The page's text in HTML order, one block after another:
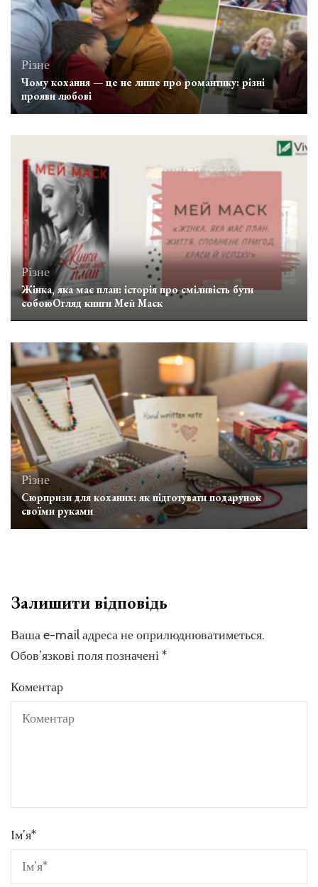
Різне
Чому кохання — це не лише про романтику: різні
прояви любові
Різне
Жінка, яка має план: історія про сміливість бути
собоюОгляд книги Мей Маск
Різне
Сюрпризи для коханих: як підготувати подарунок
своїми руками
Залишити відповідь
Ваша e-mail адреса не оприлюднюватиметься.
Обов’язкові поля позначені*
Коментар
Ім’я*